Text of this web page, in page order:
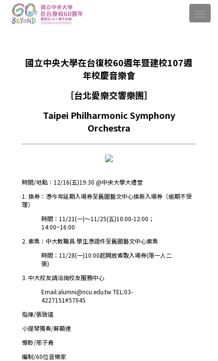
國立中央大學在台復校60週年暨建校107週
年校慶音樂會
［台北愛樂交響樂團］
Taipei Philharmonic Symphony
Orchestra
時間/地點：12/16(五)19:30 @中央大學大禮堂
1. 換券：憑今年延期入場券至舊圖藝文中心換新入場券（逾期不受
理）
時間：11/21(一)～11/25(五)10:00-12:00；
14:00~16:00
2. 索票：中大教職員.學生憑證件至舊圖藝文中心索票
時間：11/28(一)10:00起開放索取入場券(限一人二
張)
3. 中大校友請洽詢校友服務中心
Email:alumni@ncu.edu.tw TEL:03-
4227151#57045
指揮/張致遠
小提琴獨奏/蘇顯達
導聆/邢子青
編制/60位音樂家